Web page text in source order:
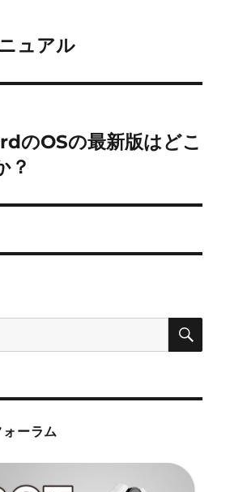
ュアル
のOSの最新版はどこ
？
検
ーラム